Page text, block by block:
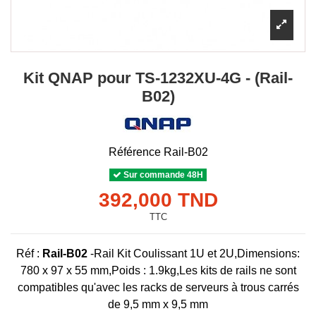
Kit QNAP pour TS-1232XU-4G - (Rail-
B02)
Référence Rail-B02
Sur commande 48H
392,000 TND
TTC
Réf : Rail-B02 -Rail Kit Coulissant 1U et 2U,Dimensions:
780 x 97 x 55 mm,Poids : 1.9kg,Les kits de rails ne sont
compatibles qu'avec les racks de serveurs à trous carrés
de 9,5 mm x 9,5 mm